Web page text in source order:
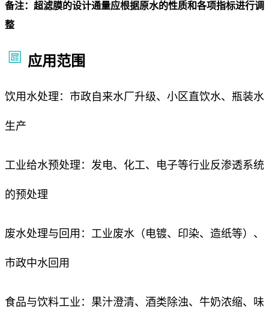
备注：超滤膜的设计通量应根据原水的性质和各项指标进行调
整
应用范围
饮用水处理：市政自来水厂升级、小区直饮水、瓶装水
生产
工业给水预处理：发电、化工、电子等行业反渗透系统
的预处理
废水处理与回用：工业废水（电镀、印染、造纸等）、
市政中水回用
食品与饮料工业：果汁澄清、酒类除浊、牛奶浓缩、味